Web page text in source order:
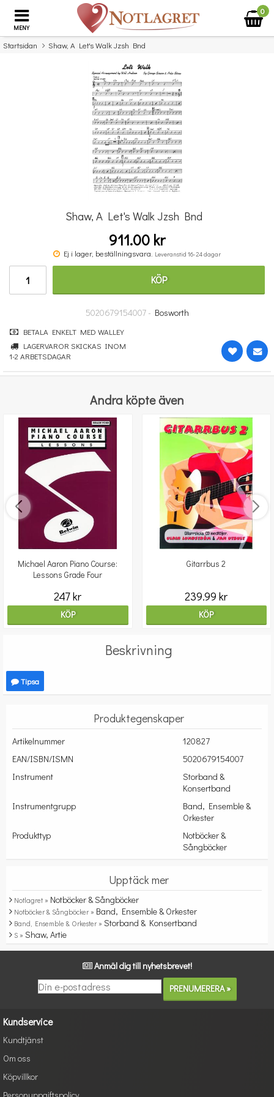
MENY
0
Startsidan Shaw, A Let's Walk Jzsh Bnd
Missa inte detta...
Tre Frösöblomster
Shaw, A Let's Walk Jzsh Bnd
911.00 kr
Ej i lager, beställningsvara. Leveranstid 16-24 dagar
KÖP
5020679154007 - Bosworth
BETALA ENKELT MED WALLEY
LAGERVAROR SKICKAS INOM
1-2 ARBETSDAGAR
Andra köpte även
Michael Aaron Piano Course:
Lessons Grade Four
247 kr
KÖP
Gitarrbus 2
239.99 kr
KÖP
Beskrivning
Tipsa
Produktegenskaper
Artikelnummer
120827
EAN/ISBN/ISMN
5020679154007
Instrument
Storband &
Konsertband
Instrumentgrupp
Band, Ensemble &
Orkester
Produkttyp
Notböcker &
Sångböcker
Upptäck mer
Notlagret » Notböcker & Sångböcker
Notböcker & Sångböcker » Band, Ensemble & Orkester
Band, Ensemble & Orkester » Storband & Konsertband
S » Shaw, Artie
Anmäl dig till nyhetsbrevet!
Kundservice
Kundtjänst
Om oss
Köpvillkor